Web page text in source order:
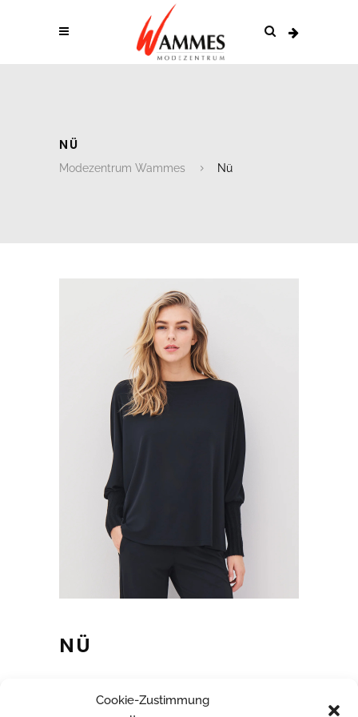
Cookie-Zustimmung
NÜ
Modezentrum Wammes Nü
NÜ